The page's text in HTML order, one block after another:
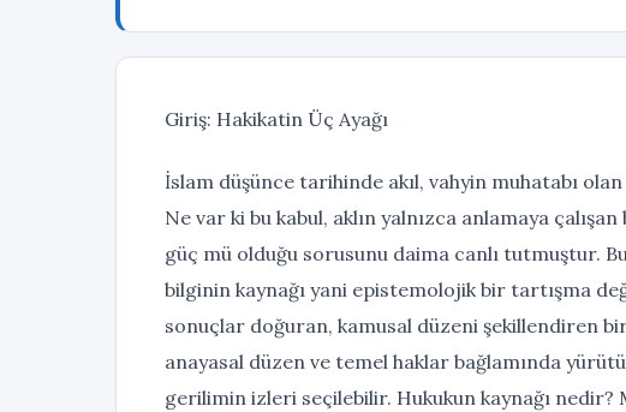
Giriş: Hakikatin Üç Ayağı
İslam düşünce tarihinde akıl, vahyin muhatabı
Ne var ki bu kabul, aklın yalnızca anlamaya
güç mü olduğu sorusunu daima canlı tutmuştur.
bilginin kaynağı yani epistemolojik bir tartışma
sonuçlar doğuran, kamusal düzeni şekillendiren
anayasal düzen ve temel haklar bağlamında
gerilimin izleri seçilebilir. Hukukun kaynağı